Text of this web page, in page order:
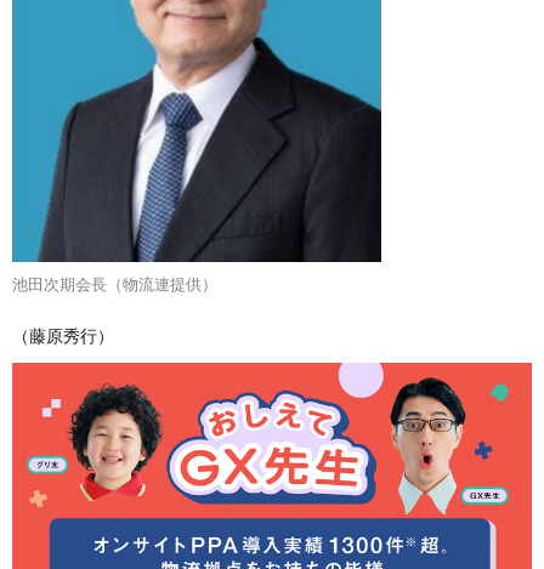
池田次期会長（物流連提供）
（藤原秀行）